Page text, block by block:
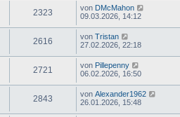
2323 von DMcMahon
09.03.2026, 14:12
2616 von Tristan
27.02.2026, 22:18
2721 von Pillepenny
06.02.2026, 16:50
2843 von Alexander1962
26.01.2026, 15:48